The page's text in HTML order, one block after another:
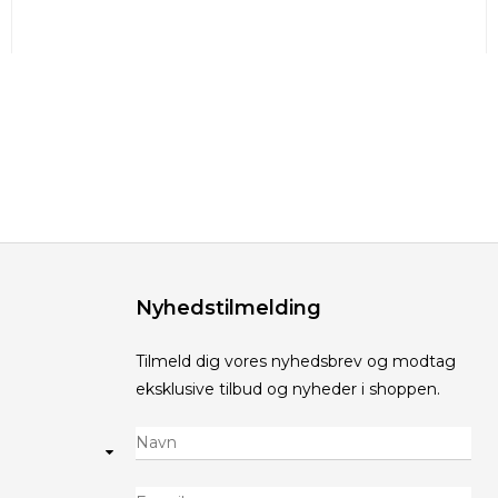
Nyhedstilmelding
Tilmeld dig vores nyhedsbrev og modtag
eksklusive tilbud og nyheder i shoppen.